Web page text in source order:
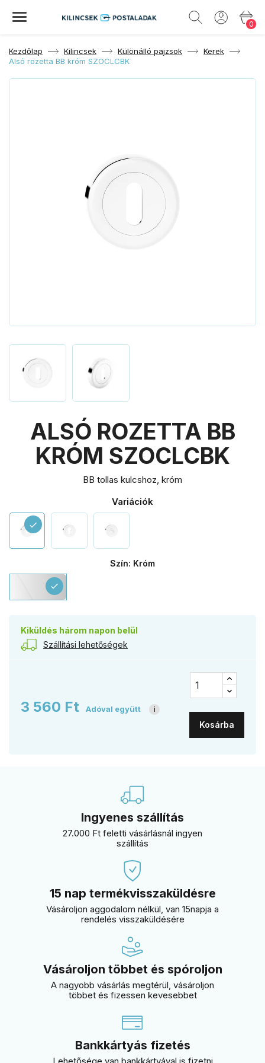
0
Kezdőlap Kilincsek Különálló pajzsok
Kerek
Alsó rozetta BB króm SZOCLCBK
ALSÓ ROZETTA BB
KRÓM SZOCLCBK
BB tollas kulcshoz, króm
Variációk
check
Szín: Króm
Króm
check
Kiküldés három napon belül
Szállítási lehetőségek
3 560 Ft Adóval együtt i
Kosárba
Ingyenes szállítás
27.000 Ft feletti vásárlásnál ingyen
szállítás
15 nap termékvisszaküldésre
Vásároljon aggodalom nélkül, van 15napja a
rendelés visszaküldésére
Vásároljon többet és spóroljon
A nagyobb vásárlás megtérül, vásároljon
többet és fizessen kevesebbet
Bankkártyás fizetés
Lehetősége van bankkártyával is fizetni